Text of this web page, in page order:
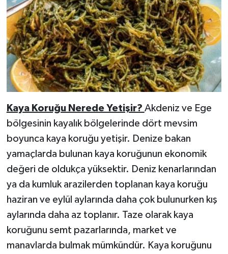
Kaya Koruğu Nerede Yetişir? Akdeniz ve Ege
bölgesinin kayalık bölgelerinde dört mevsim
boyunca kaya koruğu yetişir. Denize bakan
yamaçlarda bulunan kaya koruğunun ekonomik
değeri de oldukça yüksektir. Deniz kenarlarından
ya da kumluk arazilerden toplanan kaya koruğu
haziran ve eylül aylarında daha çok bulunurken kış
aylarında daha az toplanır. Taze olarak kaya
koruğunu semt pazarlarında, market ve
manavlarda bulmak mümkündür. Kaya koruğunu